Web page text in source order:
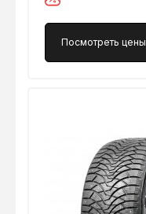
Посмотреть цены